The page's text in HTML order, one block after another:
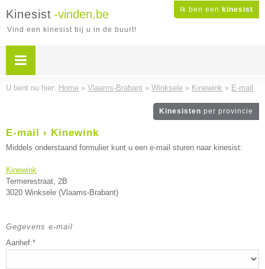
Ik ben een kinesist
Kinesist -vinden.be
Vind een kinesist bij u in de buurt!
U bent nu hier: Home » Vlaams-Brabant » Winksele » Kinewink » E-mail
Kinesisten per provincie
E-mail › Kinewink
Middels onderstaand formulier kunt u een e-mail sturen naar kinesist:
Kinewink
Termerestraat, 2B
3020 Winksele (Vlaams-Brabant)
Gegevens e-mail
Aanhef:*